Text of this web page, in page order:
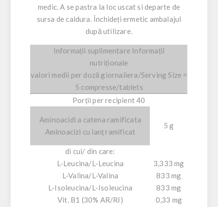
medic. A se pastra la loc uscat si departe de
sursa de caldura. Închideți ermetic ambalajul
după utilizare.
Informații suplimentare Informații
nutriționale
valori medii per doză giornaliera/Serving Size =
5 compresse/tablets
Porții per recipient 40
Aminoacidi a catena ramificata
Aminoacizi cu lanț ramificat
5 g
di cui/ din care:
L-Leucina/L-Leucina
3,333 mg
L-Valina/L-Valina
833 mg
L-Isoleucina/L-Isoleucina
833 mg
Vit. B1 (30% AR/RI)
0,33 mg